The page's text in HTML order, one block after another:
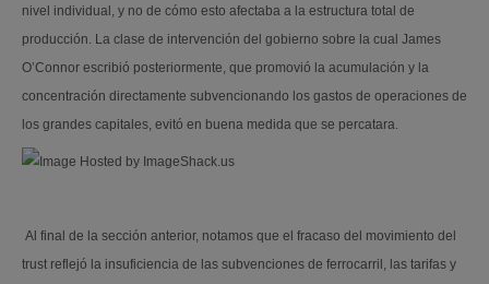
nivel individual, y no de cómo esto afectaba a la estructura total de
producción. La clase de intervención del gobierno sobre la cual James
O’Connor escribió posteriormente, que promovió la acumulación y la
concentración directamente subvencionando los gastos de operaciones de
los grandes capitales, evitó en buena medida que se percatara.
Al final de la sección anterior, notamos que el fracaso del movimiento del
trust reflejó la insuficiencia de las subvenciones de ferrocarril, las tarifas y